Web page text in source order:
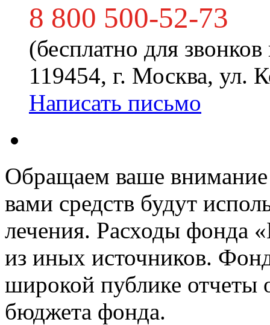
8 800 500-52-73
(бесплатно для
119454, г. Москва, ул.
Написать письмо
Обращаем ваше
вами средств будут
лечения. Расходы фонда
из иных источников.
широкой публике отчеты
бюджета фонда.